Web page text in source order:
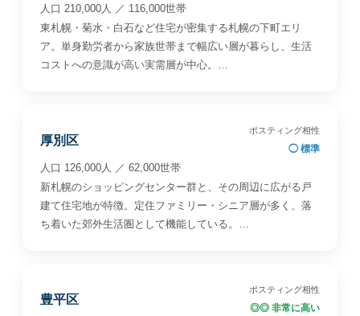
人口 210,000人 ／ 116,000世帯
東札幌・菊水・白石など住宅が密集する札幌の下町エリ
ア。単身勤労者から家族世帯まで幅広い層が暮らし、生活
コストへの意識が高い実需層が中心。…
厚別区
ポスティング相性
◯ 標準
人口 126,000人 ／ 62,000世帯
新札幌のショッピングセンター群と、その周辺に広がる戸
建て住宅地が特徴。定住ファミリー・シニア層が多く、落
ち着いた郊外生活圏として機能している。…
豊平区
ポスティング相性
◎◎ 非常に高い